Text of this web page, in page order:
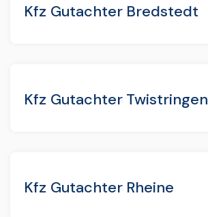
Kfz Gutachter Bredstedt
Kfz Gutachter Twistringen
Kfz Gutachter Rheine